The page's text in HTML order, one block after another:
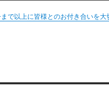
で以上に皆様とのお付き合いを大